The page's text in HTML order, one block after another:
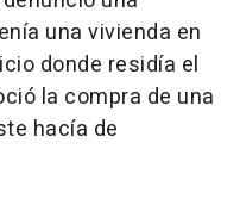
una vivienda en
donde residía el
la compra de una
hacía de